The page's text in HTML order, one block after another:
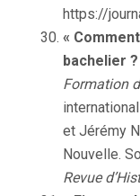
https://
«
bachelier ?
Formation
et Jérémy
Nouvelle.
Revue